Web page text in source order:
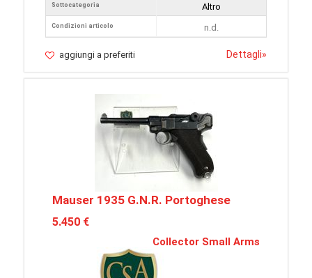
Sottocategoria
Condizioni articolo
Altro
n.d.
aggiungi a preferiti Dettagli»
Mauser 1935 G.N.R. Portoghese
5.450 €
Collector Small Arms